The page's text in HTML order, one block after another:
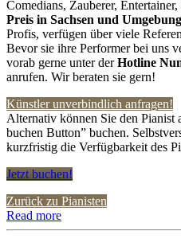
Comedians, Zauberer,
Preis in Sachsen und Umgebung
Profis, verfügen über viele
Bevor sie ihre Performer bei uns
vorab gerne unter derHotline
anrufen. Wir beraten sie gern!
Künstler unverbindlich anfragen!
Alternativ können Sie den Pianist
buchen Button” buchen.
kurzfristig die Verfügbarkeit des
Jetzt buchen!
Zurück zu Pianisten
Read more